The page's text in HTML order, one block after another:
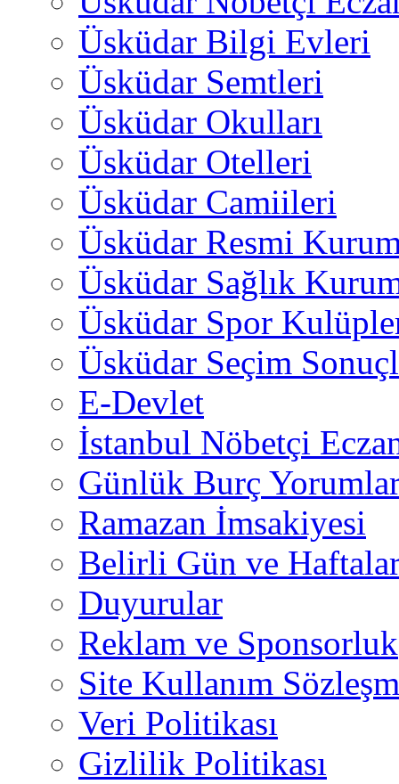
Üsküdar Bilgi Evleri
Üsküdar Semtleri
Üsküdar Okulları
Üsküdar Otelleri
Üsküdar Camiileri
Üsküdar Resmi
Üsküdar Sağlık
Üsküdar Spor
Üsküdar Seçim
E-Devlet
İstanbul Nöbetçi
Günlük Burç
Ramazan İmsakiyesi
Belirli Gün ve
Duyurular
Reklam ve Sponsorluk
Site Kullanım
Veri Politikası
Gizlilik Politikası